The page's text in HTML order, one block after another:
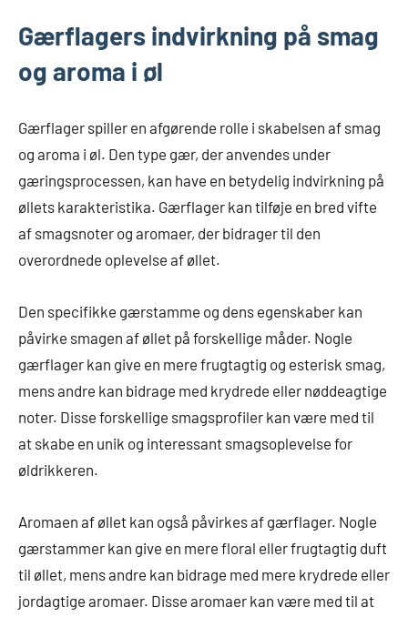
Gærflagers indvirkning på smag
og aroma i øl
Gærflager spiller en afgørende rolle i skabelsen af smag
og aroma i øl. Den type gær, der anvendes under
gæringsprocessen, kan have en betydelig indvirkning på
øllets karakteristika. Gærflager kan tilføje en bred vifte
af smagsnoter og aromaer, der bidrager til den
overordnede oplevelse af øllet.
Den specifikke gærstamme og dens egenskaber kan
påvirke smagen af øllet på forskellige måder. Nogle
gærflager kan give en mere frugtagtig og esterisk smag,
mens andre kan bidrage med krydrede eller nøddeagtige
noter. Disse forskellige smagsprofiler kan være med til
at skabe en unik og interessant smagsoplevelse for
øldrikkeren.
Aromaen af øllet kan også påvirkes af gærflager. Nogle
gærstammer kan give en mere floral eller frugtagtig duft
til øllet, mens andre kan bidrage med mere krydrede eller
jordagtige aromaer. Disse aromaer kan være med til at